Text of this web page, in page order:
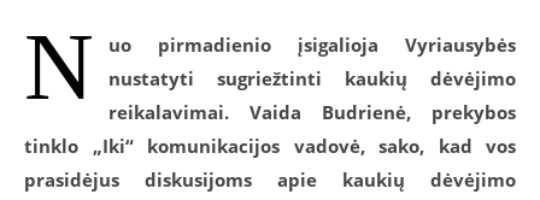
N
uo pirmadienio įsigalioja Vyriausybės
nustatyti sugriežtinti kaukių dėvėjimo
reikalavimai. Vaida Budrienė, prekybos
tinklo „Iki“ komunikacijos vadovė, sako, kad vos
prasidėjus diskusijoms apie kaukių dėvėjimo